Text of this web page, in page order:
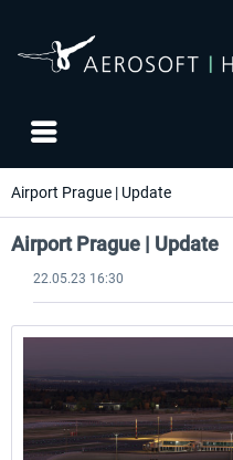
Airport Prague | Update
Airport Prague | Update
22.05.23 16:30